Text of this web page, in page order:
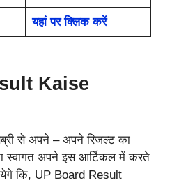
यहां पर क्लिक करें
Kaise
से अपने – अपने रिजल्ट का
स्वागत अपने इस आर्टिकल में करते
कि, UP Board Result